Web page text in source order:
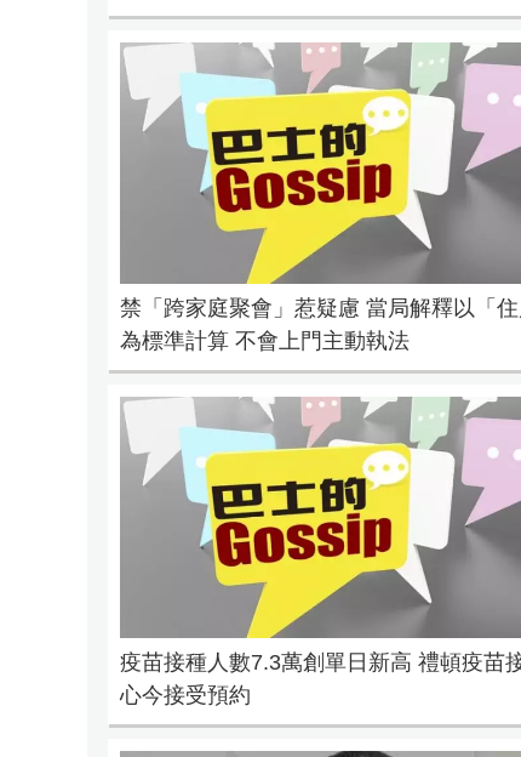
禁「跨家庭聚會」惹疑慮 當局解釋以「住
為標準計算 不會上門主動執法
疫苗接種人數7.3萬創單日新高 禮頓疫苗
心今接受預約